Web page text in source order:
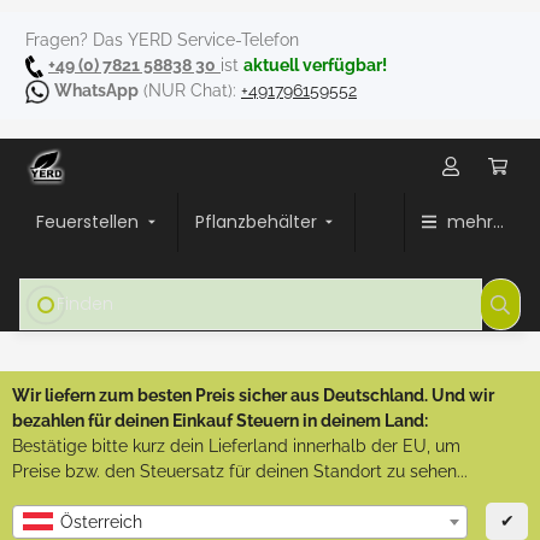
Fragen? Das YERD Service-Telefon
+49 (0) 7821 58838 30 ist aktuell verfügbar!
WhatsApp (NUR Chat): +491796159552
Feuerstellen Pflanzbehälter mehr...
Wir liefern zum besten Preis sicher aus Deutschland. Und wir
bezahlen für deinen Einkauf Steuern in deinem Land:
Bestätige bitte kurz dein Lieferland innerhalb der EU, um
Preise bzw. den Steuersatz für deinen Standort zu sehen...
Österreich ✔